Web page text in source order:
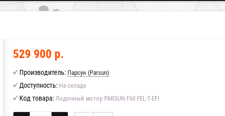
529 900 р.
Производитель: Парсун (Parsun)
Доступность: На складе
Код товара: Лодочный мотор PARSUN F60 FEL-T-EFI